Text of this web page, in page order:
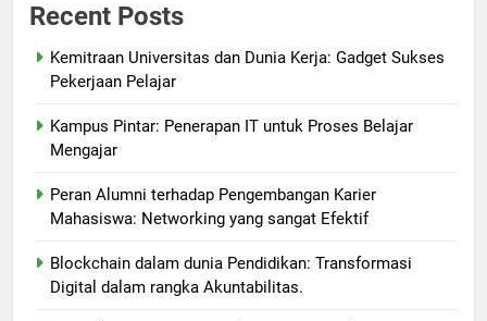
Recent Posts
Kemitraan Universitas dan Dunia Kerja: Gadget Sukses
Pekerjaan Pelajar
Kampus Pintar: Penerapan IT untuk Proses Belajar
Mengajar
Peran Alumni terhadap Pengembangan Karier
Mahasiswa: Networking yang sangat Efektif
Blockchain dalam dunia Pendidikan: Transformasi
Digital dalam rangka Akuntabilitas.